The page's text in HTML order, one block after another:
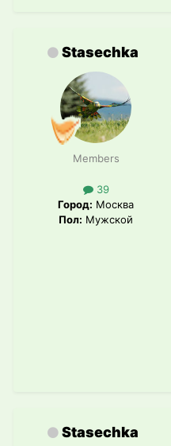
Stasechka
Members
39
Город: Москва
Пол: Мужской
Stasechka